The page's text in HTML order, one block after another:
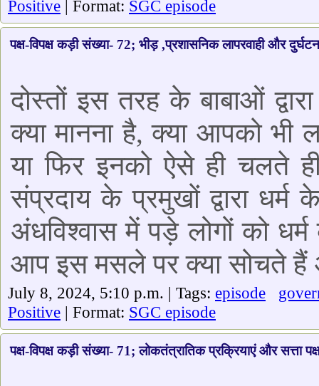
Positive | Format: SGC episode
पक्ष-विपक्ष कड़ी संख्या- 72; भीड़ ,प्रशासनिक लापरवाही और
दोस्तों इस तरह के बाबाओं
क्या मानना है, क्या आपको भी
या फिर इनको ऐसे ही चलते
संप्रदाय के प्रमुखों द्वारा धर्म
अंधविश्वास में पड़े लोगों को धर्म
आप इस मसले पर क्या सोचते हैं
July 8, 2024, 5:10 p.m. | Tags: episode
Positive | Format: SGC episode
पक्ष-विपक्ष कड़ी संख्या- 71; लोकतंत्रातिक प्रक्रियाएं और सत्ता